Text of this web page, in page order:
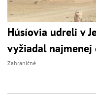
Húsíovia udreli v
vyžiadal najmenej
Zahraničné